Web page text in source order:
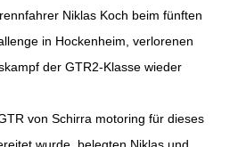
Niklas Koch beim fünften
in Hockenheim, verlorenen
der GTR2-Klasse wieder
von Schirra motoring für dieses
wurde, belegten Niklas und